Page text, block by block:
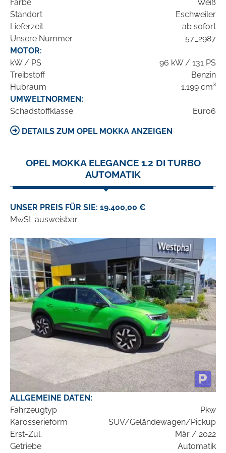
Farbe
Weiß
Standort
Eschweiler
Lieferzeit
ab sofort
Unsere Nummer
57_2987
MOTOR:
kW / PS
96 kW / 131 PS
Treibstoff
Benzin
Hubraum
1.199 cm³
UMWELTNORMEN:
Schadstoffklasse
Euro6
DETAILS ZUM OPEL MOKKA ANZEIGEN
OPEL MOKKA ELEGANCE 1.2 DI TURBO
AUTOMATIK
UNSER PREIS FÜR SIE: 19.400,00 €
MwSt. ausweisbar
ALLGEMEINE DATEN:
Fahrzeugtyp
Pkw
Karosserieform
SUV/Geländewagen/Pickup
Erst-Zul.
Mär / 2022
Getriebe
Automatik